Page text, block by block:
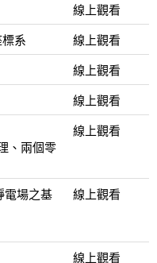
線上觀看
系
線上觀看
線上觀看
線上觀看
、兩個零
線上觀看
電場之基
線上觀看
線上觀看